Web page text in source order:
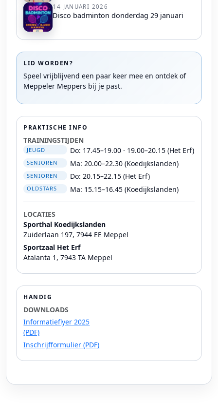
14 JANUARI 2026
Disco badminton donderdag 29 januari
LID WORDEN?
Speel vrijblijvend een paar keer mee en ontdek of
Meppeler Meppers bij je past.
PRAKTISCHE INFO
TRAININGSTIJDEN
JEUGD Do: 17.45–19.00 · 19.00–20.15 (Het Erf)
SENIOREN Ma: 20.00–22.30 (Koedijkslanden)
SENIOREN Do: 20.15–22.15 (Het Erf)
OLDSTARS Ma: 15.15–16.45 (Koedijkslanden)
LOCATIES
Sporthal Koedijkslanden
Zuiderlaan 197, 7944 EE Meppel
Sportzaal Het Erf
Atalanta 1, 7943 TA Meppel
HANDIG
DOWNLOADS
Informatieflyer 2025
(PDF)
Inschrijfformulier (PDF)